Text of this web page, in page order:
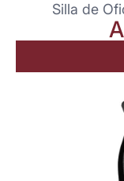
Silla de